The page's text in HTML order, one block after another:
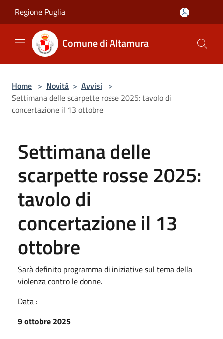
Regione Puglia
Comune di Altamura
Home > Novità > Avvisi >
Settimana delle scarpette rosse 2025: tavolo di
concertazione il 13 ottobre
Settimana delle
scarpette rosse 2025:
tavolo di
concertazione il 13
ottobre
Sarà definito programma di iniziative sul tema della
violenza contro le donne.
Data :
9 ottobre 2025